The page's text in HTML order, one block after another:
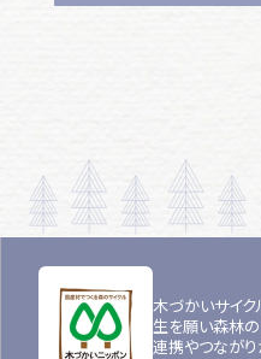
木づかいサイ
生を願い森林
連携やつながり